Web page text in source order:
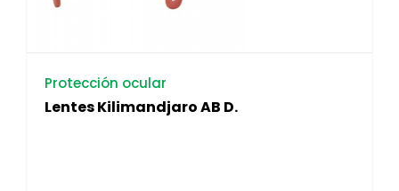
Protección ocular
Lentes Kilimandjaro AB D.